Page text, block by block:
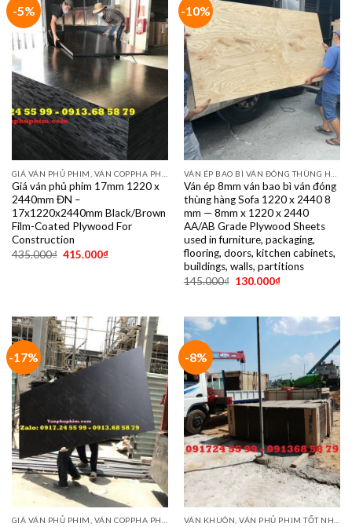
-5%
Giá ván phủ phim 17mm 1220 x
2440mm ĐN –
17x1220x2440mm Black/Brown
Film-Coated Plywood For
Construction
435.000₫ 415.000₫
-10%
Ván ép 8mm ván bao bì ván đóng
thùng hàng Sofa 1220 x 2440 8
mm — 8mm x 1220 x 2440
AA/AB Grade Plywood Sheets
used in furniture, packaging,
flooring, doors, kitchen cabinets,
buildings, walls, partitions
145.000₫ 130.000₫
-17% -8%